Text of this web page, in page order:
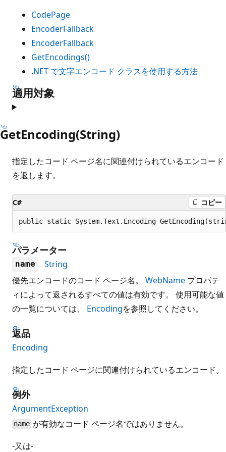
CodePage
EncoderFallback
EncoderFallback
GetEncodings()
.NET で文字エンコード クラスを使用する方法
適用対象
GetEncoding(String)
指定したコード ページ名に関連付けられているエンコード
を返します。
C# コピー
public static System.Text.Encoding
パラメーター
name
String
優先エンコードのコード ページ名。 WebName プロパテ
ィによって返されるすべての値は有効です。 使用可能な値
の一覧については、 Encodingを参照してください。
返品
Encoding
指定したコード ページに関連付けられているエンコード。
例外
ArgumentException
name が有効なコード ページ名ではありません。
-又は-